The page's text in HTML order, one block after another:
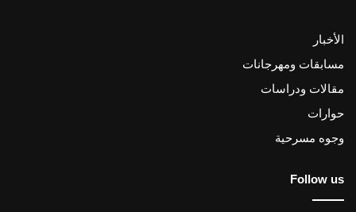
الأخبار
مسابقات ومهرجانات
مقالات ودراسات
حوارات
وجوه مسرحية
Follow us